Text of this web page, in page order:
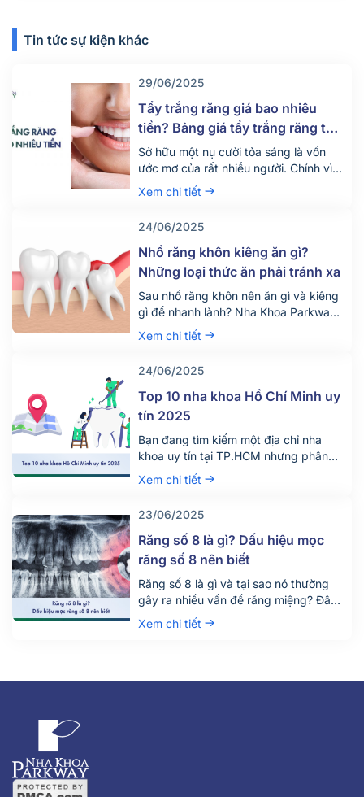
Tin tức sự kiện khác
29/06/2025
Tẩy trắng răng giá bao nhiêu
tiền? Bảng giá tẩy trắng răng tại
nha khoa mới nhất 2025
Sở hữu một nụ cười tỏa sáng là vốn
ước mơ của rất nhiều người. Chính vì
vậy hiện nay có rất nhiều người tìm
đến dịch vụ tẩy trắng răng để thỏa
trắng răng giá bao nhiêu tiền? Quy
trình diễn ra dịch vụ này như […]
Xem chi tiết
24/06/2025
Nhổ răng khôn kiêng ăn gì?
Những loại thức ăn phải tránh xa
Sau nhổ răng khôn nên ăn gì và kiêng
gì để nhanh lành? Nha Khoa Parkway
chia sẻ chế độ ăn uống khoa học giúp
giảm đau, tránh biến chứng. Tìm hiểu
Xem chi tiết
24/06/2025
Top 10 nha khoa Hồ Chí Minh uy
tín 2025
Bạn đang tìm kiếm một địa chỉ nha
khoa uy tín tại TP.HCM nhưng phân
vân giữa hàng trăm phòng khám lớn
nhỏ? Việc lựa chọn đúng nha khoa
còn đảm bảo an toàn, tiết kiệm thời
gian và chi phí. Đừng chỉ dựa vào vị trí
[…]
Xem chi tiết
23/06/2025
Răng số 8 là gì? Dấu hiệu mọc
răng số 8 nên biết
Răng số 8 là gì và tại sao nó thường
gây ra nhiều vấn đề răng miệng? Đây
là câu hỏi được rất nhiều người quan
tâm, đặc biệt là những ai đang bước
mọc cuối cùng trên cung hàm và
Xem chi tiết